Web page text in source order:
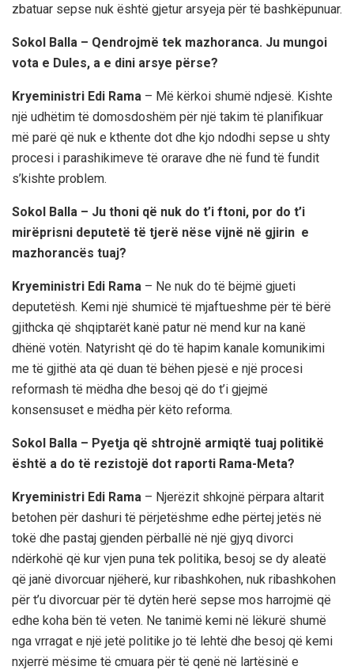
zbatuar sepse nuk është gjetur arsyeja për të bashkëpunuar.
Sokol Balla – Qendrojmë tek mazhoranca. Ju mungoi
vota e Dules, a e dini arsye përse?
Kryeministri Edi Rama – Më kërkoi shumë ndjesë. Kishte
një udhëtim të domosdoshëm për një takim të planifikuar
më parë që nuk e kthente dot dhe kjo ndodhi sepse u shty
procesi i parashikimeve të orarave dhe në fund të fundit
s’kishte problem.
Sokol Balla – Ju thoni që nuk do t’i ftoni, por do t’i
mirëprisni deputetë të tjerë nëse vijnë në gjirin e
mazhorancës tuaj?
Kryeministri Edi Rama – Ne nuk do të bëjmë gjueti
deputetësh. Kemi një shumicë të mjaftueshme për të bërë
gjithcka që shqiptarët kanë patur në mend kur na kanë
dhënë votën. Natyrisht që do të hapim kanale komunikimi
me të gjithë ata që duan të bëhen pjesë e një procesi
reformash të mëdha dhe besoj që do t’i gjejmë
konsensuset e mëdha për këto reforma.
Sokol Balla – Pyetja që shtrojnë armiqtë tuaj politikë
është a do të rezistojë dot raporti Rama-Meta?
Kryeministri Edi Rama – Njerëzit shkojnë përpara altarit
betohen për dashuri të përjetëshme edhe përtej jetës në
tokë dhe pastaj gjenden përballë në një gjyq divorci
ndërkohë që kur vjen puna tek politika, besoj se dy aleatë
që janë divorcuar njëherë, kur ribashkohen, nuk ribashkohen
për t’u divorcuar për të dytën herë sepse mos harrojmë që
edhe koha bën të veten. Ne tanimë kemi në lëkurë shumë
nga vrragat e një jetë politike jo të lehtë dhe besoj që kemi
nxjerrë mësime të cmuara për të qenë në lartësinë e